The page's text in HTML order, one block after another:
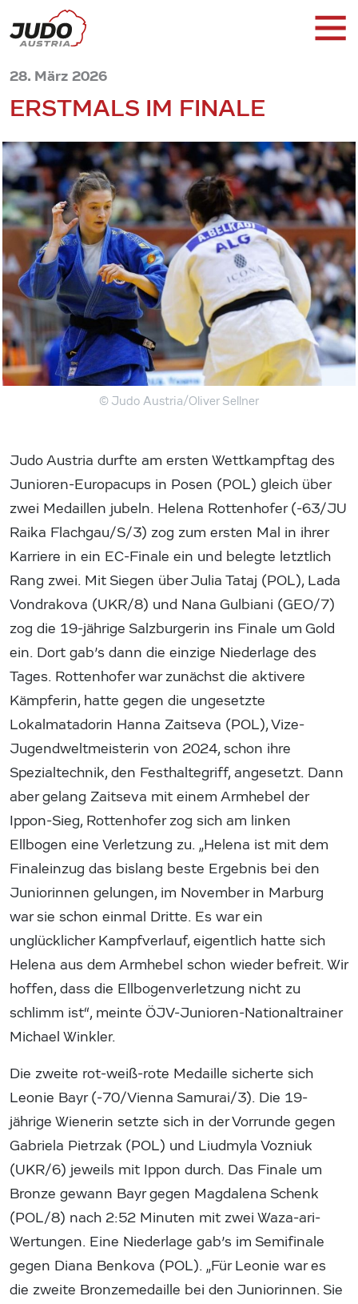
28. März 2026
ERSTMALS IM FINALE
© Judo Austria/Oliver Sellner
Judo Austria durfte am ersten Wettkampftag des
Junioren-Europacups in Posen (POL) gleich über
zwei Medaillen jubeln. Helena Rottenhofer (-63/JU
Raika Flachgau/S/3) zog zum ersten Mal in ihrer
Karriere in ein EC-Finale ein und belegte letztlich
Rang zwei. Mit Siegen über Julia Tataj (POL), Lada
Vondrakova (UKR/8) und Nana Gulbiani (GEO/7)
zog die 19-jährige Salzburgerin ins Finale um Gold
ein. Dort gab’s dann die einzige Niederlage des
Tages. Rottenhofer war zunächst die aktivere
Kämpferin, hatte gegen die ungesetzte
Lokalmatadorin Hanna Zaitseva (POL), Vize-
Jugendweltmeisterin von 2024, schon ihre
Spezialtechnik, den Festhaltegriff, angesetzt. Dann
aber gelang Zaitseva mit einem Armhebel der
Ippon-Sieg, Rottenhofer zog sich am linken
Ellbogen eine Verletzung zu. „Helena ist mit dem
Finaleinzug das bislang beste Ergebnis bei den
Juniorinnen gelungen, im November in Marburg
war sie schon einmal Dritte. Es war ein
unglücklicher Kampfverlauf, eigentlich hatte sich
Helena aus dem Armhebel schon wieder befreit. Wir
hoffen, dass die Ellbogenverletzung nicht zu
schlimm ist“, meinte ÖJV-Junioren-Nationaltrainer
Michael Winkler.
Die zweite rot-weiß-rote Medaille sicherte sich
Leonie Bayr (-70/Vienna Samurai/3). Die 19-
jährige Wienerin setzte sich in der Vorrunde gegen
Gabriela Pietrzak (POL) und Liudmyla Vozniuk
(UKR/6) jeweils mit Ippon durch. Das Finale um
Bronze gewann Bayr gegen Magdalena Schenk
(POL/8) nach 2:52 Minuten mit zwei Waza-ari-
Wertungen. Eine Niederlage gab’s im Semifinale
gegen Diana Benkova (POL). „Für Leonie war es
die zweite Bronzemedaille bei den Juniorinnen. Sie